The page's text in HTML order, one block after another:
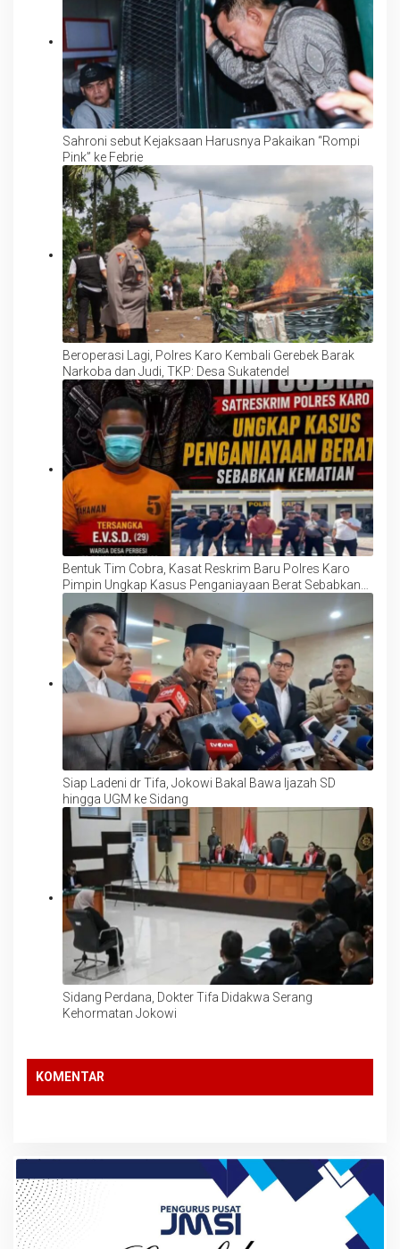
Sahroni sebut Kejaksaan Harusnya Pakaikan “Rompi
Pink” ke Febrie
Beroperasi Lagi, Polres Karo Kembali Gerebek Barak
Narkoba dan Judi, TKP: Desa Sukatendel
Bentuk Tim Cobra, Kasat Reskrim Baru Polres Karo
Pimpin Ungkap Kasus Penganiayaan Berat Sebabkan
Kematian, TKP: Desa Perbesi
Siap Ladeni dr Tifa, Jokowi Bakal Bawa Ijazah SD
hingga UGM ke Sidang
Sidang Perdana, Dokter Tifa Didakwa Serang
Kehormatan Jokowi
KOMENTAR